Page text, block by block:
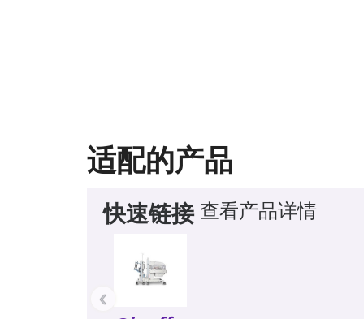
适配的产品
快速链接 查看产品详情
‹